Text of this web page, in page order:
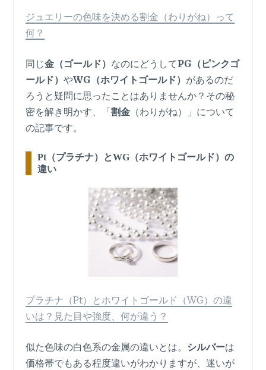
ジュエリーの色味を決める割金（わりがね）って
何？
同じ金（ゴールド） なのにどうしてPG（ピンクゴ
ールド）やWG（ホワイトゴールド） があるのだ
ろうと疑問に思ったことはありませんか？その秘
密を解き明かす、「割金 （わりがね）」について
の記事です。
Pt（プラチナ）とWG（ホワイトゴールド）の
違い
プラチナ（Pt）とホワイトゴールド（WG）の違
いは？見た目や強度、何が違う？
似た色味の白色系の金属の違いとは。 シルバーは
価格帯でもある程度違いがわかりますが、迷いが